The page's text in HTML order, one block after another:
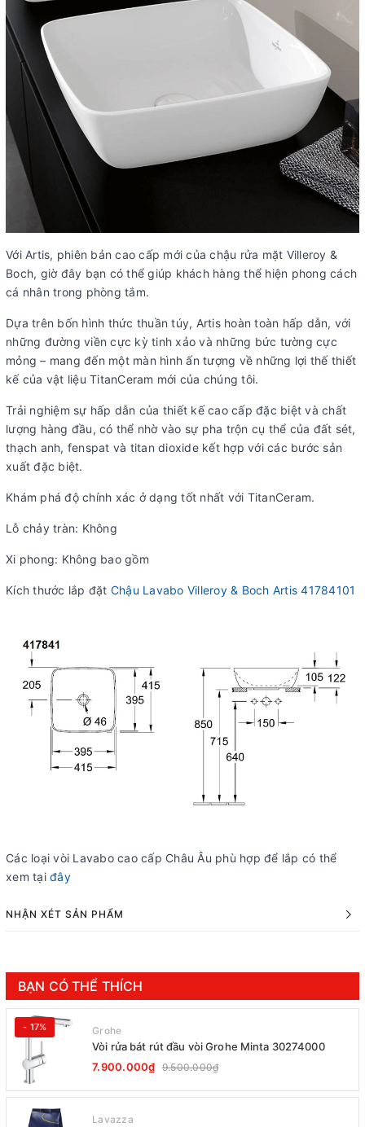
Với Artis, phiên bản cao cấp mới của chậu rửa mặt Villeroy &
Boch, giờ đây bạn có thể giúp khách hàng thể hiện phong cách
cá nhân trong phòng tắm.
Dựa trên bốn hình thức thuần túy, Artis hoàn toàn hấp dẫn, với
những đường viền cực kỳ tinh xảo và những bức tường cực
mỏng – mang đến một màn hình ấn tượng về những lợi thế thiết
kế của vật liệu TitanCeram mới của chúng tôi.
Trải nghiệm sự hấp dẫn của thiết kế cao cấp đặc biệt và chất
lượng hàng đầu, có thể nhờ vào sự pha trộn cụ thể của đất sét,
thạch anh, fenspat và titan dioxide kết hợp với các bước sản
xuất đặc biệt.
Khám phá độ chính xác ở dạng tốt nhất với TitanCeram.
Lỗ chảy tràn: Không
Xi phong: Không bao gồm
Kích thước lắp đặt Chậu Lavabo Villeroy & Boch Artis 41784101
Các loại vòi Lavabo cao cấp Châu Âu phù hợp để lắp có thể
xem tại đây
NHẬN XÉT SẢN PHẨM
BẠN CÓ THỂ THÍCH
- 17% Grohe
Vòi rửa bát rút đầu vòi Grohe Minta 30274000
7.900.000₫ 9.500.000₫
Lavazza